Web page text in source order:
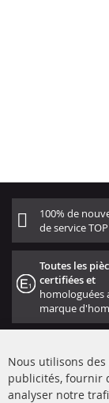
100% de
de service TOP
Toutes les
certifiées et
homologuées
marque
Nous utilisons
publicités, fournir
analyser notre